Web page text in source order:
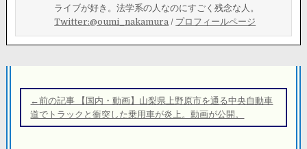
ライブが好き。法学系の人なのにすごく残念な人。
Twitter:@oumi_nakamura / プロフィールページ
稿
ナ
←前の記事 【国内・動画】山梨県上野原市を通る中央自動車
道でトラックと衝突した乗用車が炎上。動画が公開。